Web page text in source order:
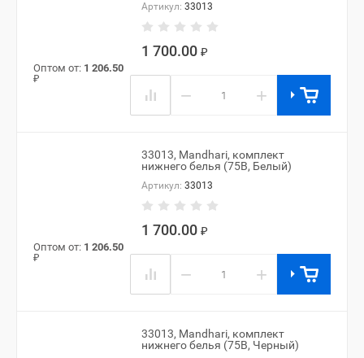
Артикул: 33013
1 700.00 ₽
Оптом от: 1 206.50
₽
− +
33013, Mandhari, комплект
нижнего белья (75B, Белый)
Артикул: 33013
1 700.00 ₽
Оптом от: 1 206.50
₽
− +
33013, Mandhari, комплект
нижнего белья (75B, Черный)